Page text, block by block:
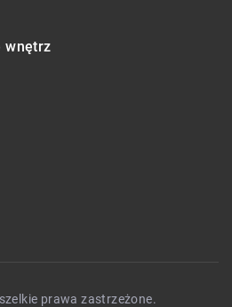
wnętrz
prawa zastrzeżone.